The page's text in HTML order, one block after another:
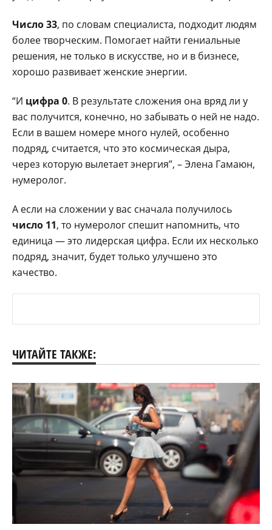
Число 33, по словам специалиста, подходит людям
более творческим. Помогает найти гениальные
решения, не только в искусстве, но и в бизнесе,
хорошо развивает женские энергии.
“И цифра 0. В результате сложения она вряд ли у
вас получится, конечно, но забывать о ней не надо.
Если в вашем номере много нулей, особенно
подряд, считается, что это космическая дыра,
через которую вылетает энергия”, – Элена Гамаюн,
нумеролог.
А если на сложении у вас сначала получилось
число 11, то нумеролог спешит напомнить, что
единица — это лидерская цифра. Если их несколько
подряд, значит, будет только улучшено это
качество.
ЧИТАЙТЕ ТАКЖЕ: